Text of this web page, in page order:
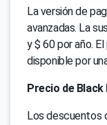
La versión de
avanzadas. La
y $ 60 por año.
disponible por
Precio de Black
Los descuentos